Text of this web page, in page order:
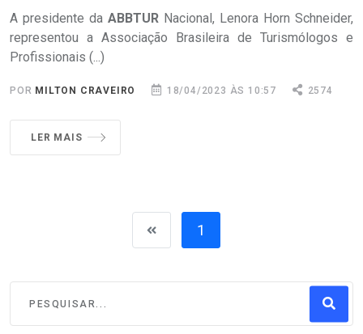
A presidente da ABBTUR Nacional, Lenora Horn Schneider,
representou a Associação Brasileira de Turismólogos e
Profissionais (...)
POR MILTON CRAVEIRO 18/04/2023 ÀS 10:57 2574
LER MAIS
1